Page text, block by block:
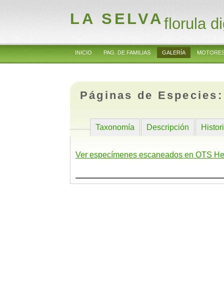
LA SELVAflorula
INICIO PAG. DE FAMILIAS GALERÍA
Páginas de
Taxonomía Descripción
Ver especímenes escaneados en OTS